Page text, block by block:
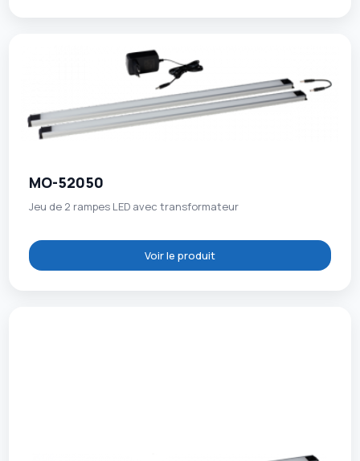
MO-52050
Jeu de 2 rampes LED avec transformateur
Voir le produit